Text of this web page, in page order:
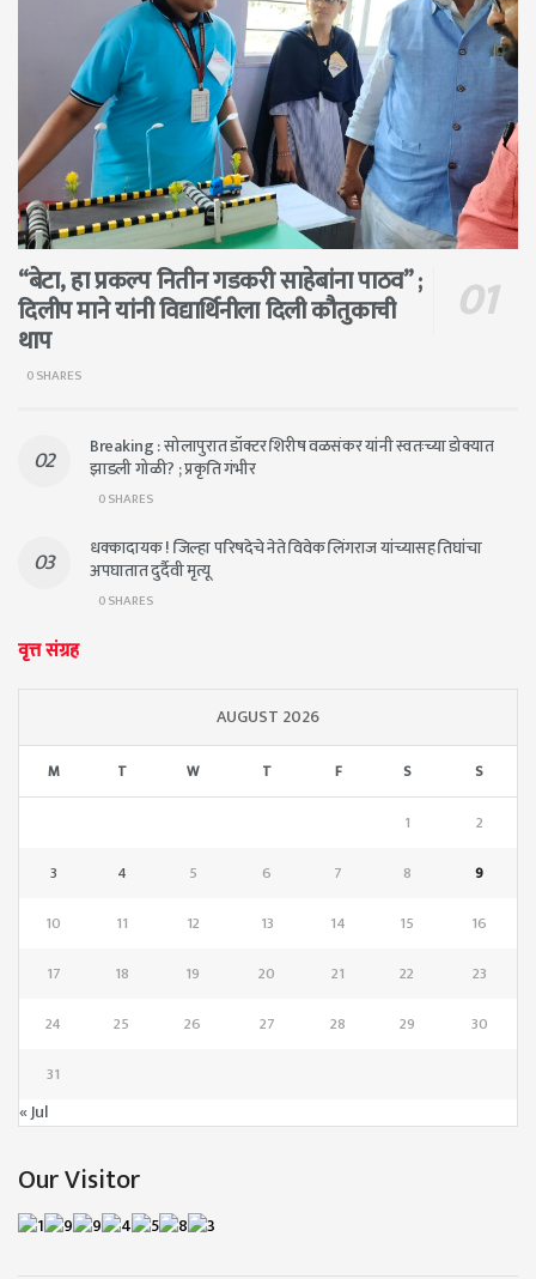
“बेटा, हा प्रकल्प नितीन गडकरी साहेबांना पाठव” ;
दिलीप माने यांनी विद्यार्थिनीला दिली कौतुकाची
थाप
0 SHARES
Breaking : सोलापुरात डॉक्टर शिरीष वळसंकर यांनी स्वतःच्या डोक्यात
झाडली गोळी? ; प्रकृति गंभीर
0 SHARES
धक्कादायक ! जिल्हा परिषदेचे नेते विवेक लिंगराज यांच्यासह तिघांचा
अपघातात दुर्दैवी मृत्यू
0 SHARES
वृत्त संग्रह
AUGUST 2026
M T W T F S S
1
2
3
4 5 6 7 8
9
10
11 12 13 14 15
16
17
18 19 20 21 22
23
24
25 26 27 28 29
30
31
« Jul
Our Visitor